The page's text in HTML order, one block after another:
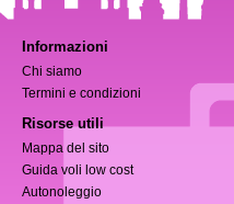
Informazioni
Chi siamo
Termini e condizioni
Risorse utili
Mappa del sito
Guida voli low cost
Autonoleggio